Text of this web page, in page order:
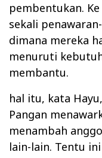
pembentukan.
sekali
dimana mereka
menuruti
membantu.
hal itu, kata
Pangan
menambah
lain-lain. Tentu